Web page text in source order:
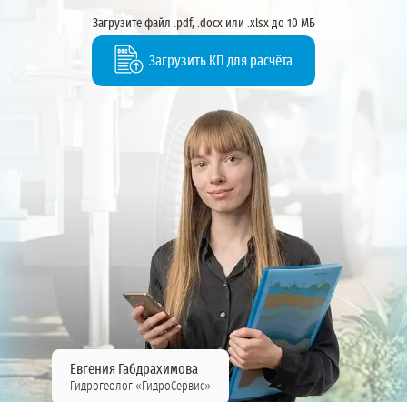
Загрузите файл .pdf, .docx или .xlsx до 10 МБ
Загрузить КП для расчёта
Евгения Габдрахимова
Гидрогеолог «ГидроСервис»